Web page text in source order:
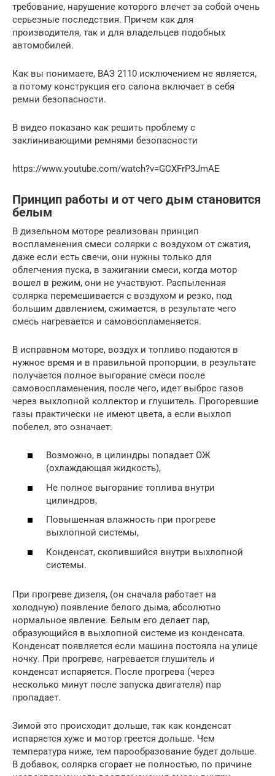
требование, нарушение которого влечет за собой очень
серьезные последствия. Причем как для
производителя, так и для владельцев подобных
автомобилей.
Как вы понимаете, ВАЗ 2110 исключением не является,
а потому конструкция его салона включает в себя
ремни безопасности.
В видео показано как решить проблему с
заклинивающими ремнями безопасности
https://www.youtube.com/watch?v=GCXFrP3JmAE
Принцип работы и от чего дым становится
белым
В дизельном моторе реализован принцип
воспламенения смеси солярки с воздухом от сжатия,
даже если есть свечи, они нужны только для
облегчения пуска, в зажигании смеси, когда мотор
вошел в режим, они не участвуют. Распыленная
солярка перемешивается с воздухом и резко, под
большим давлением, сжимается, в результате чего
смесь нагревается и самовоспламеняется.
В исправном моторе, воздух и топливо подаются в
нужное время и в правильной пропорции, в результате
получается полное выгорание смеси после
самовоспламенения, после чего, идет выброс газов
через выхлопной коллектор и глушитель. Прогоревшие
газы практически не имеют цвета, а если выхлоп
побелел, это означает:
Возможно, в цилиндры попадает ОЖ
(охлаждающая жидкость),
Не полное выгорание топлива внутри
цилиндров,
Повышенная влажность при прогреве
выхлопной системы,
Конденсат, скопившийся внутри выхлопной
системы.
При прогреве дизеля, (он сначала работает на
холодную) появление белого дыма, абсолютно
нормальное явление. Белым его делает пар,
образующийся в выхлопной системе из конденсата.
Конденсат появляется если машина постояла на улице
ночку. При прогреве, нагревается глушитель и
конденсат испаряется. После прогрева (через
несколько минут после запуска двигателя) пар
пропадает.
Зимой это происходит дольше, так как конденсат
испаряется хуже и мотор греется дольше. Чем
температура ниже, тем парообразование будет дольше.
В добавок, солярка сгорает не полностью, по причине